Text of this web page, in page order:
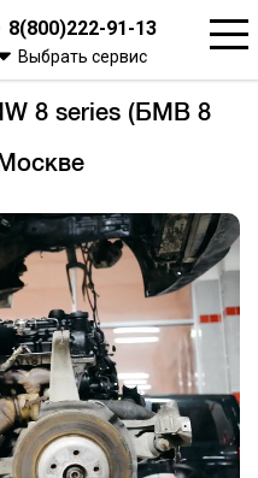
8(800)222-91-13
Выбрать сервис
8 series (БМВ 8